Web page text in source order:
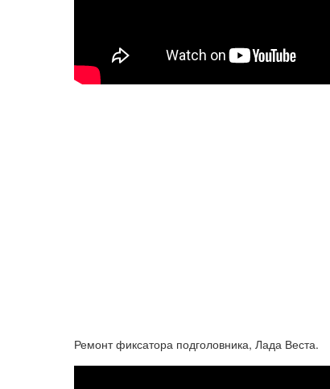
Ремонт фиксатора подголовника, Лада Веста.